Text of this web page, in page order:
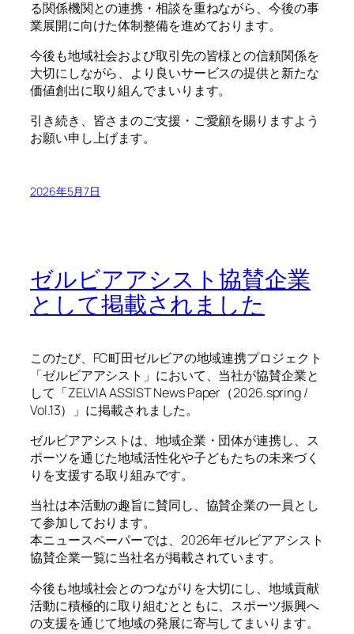
る関係機関との連携・相談を重ねながら、今後の事
業展開に向けた体制整備を進めております。
今後も地域社会および取引先の皆様との信頼関係を
大切にしながら、より良いサービスの提供と新たな
価値創出に取り組んでまいります。
引き続き、皆さまのご支援・ご愛顧を賜りますよう
お願い申し上げます。
2026年5月7日
ゼルビアアシスト協賛企業
として掲載されました
このたび、FC町田ゼルビアの地域連携プロジェクト
「ゼルビアアシスト」において、当社が協賛企業と
して「ZELVIA ASSIST News Paper（2026.spring /
Vol.13）」に掲載されました。
ゼルビアアシストは、地域企業・団体が連携し、ス
ポーツを通じた地域活性化や子どもたちの未来づく
りを支援する取り組みです。
当社は本活動の趣旨に賛同し、協賛企業の一員とし
て参加しております。
本ニュースペーパーでは、2026年ゼルビアアシスト
協賛企業一覧に当社名が掲載されています。
今後も地域社会とのつながりを大切にし、地域貢献
活動に積極的に取り組むとともに、スポーツ振興へ
の支援を通じて地域の発展に寄与してまいります。